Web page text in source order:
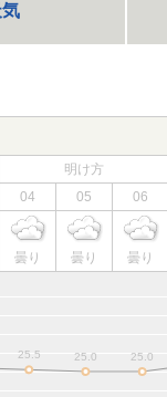
明け方
04 05 06
曇り 曇り 曇り